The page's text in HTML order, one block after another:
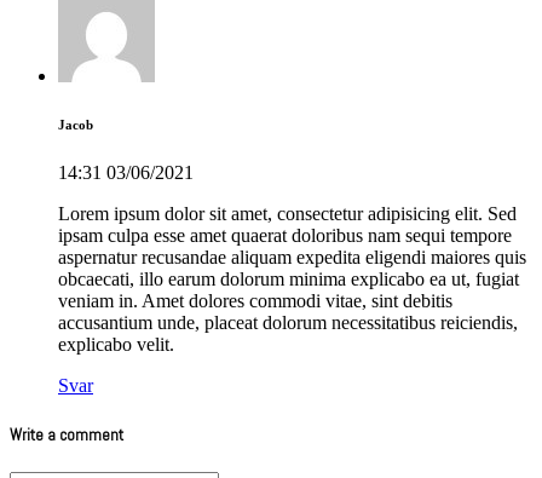
Jacob
14:31 03/06/2021
Lorem ipsum dolor sit amet, consectetur adipisicing elit. Sed
ipsam culpa esse amet quaerat doloribus nam sequi tempore
aspernatur recusandae aliquam expedita eligendi maiores quis
obcaecati, illo earum dolorum minima explicabo ea ut, fugiat
veniam in. Amet dolores commodi vitae, sint debitis
accusantium unde, placeat dolorum necessitatibus reiciendis,
explicabo velit.
Svar
Write a comment